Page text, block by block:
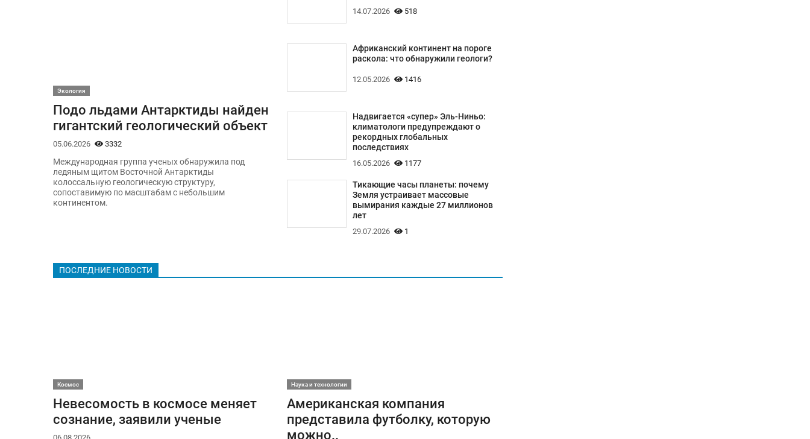
Экология
Подо льдами Антарктиды найден
гигантский геологический объект
05.06.2026 3332
Международная группа ученых обнаружила под
ледяным щитом Восточной Антарктиды
колоссальную геологическую структуру,
сопоставимую по масштабам с небольшим
континентом.
14.07.2026 518
Африканский континент на пороге
раскола: что обнаружили геологи?
12.05.2026 1416
Надвигается «супер» Эль-Ниньо:
климатологи предупреждают о
рекордных глобальных
последствиях
16.05.2026 1177
Тикающие часы планеты: почему
Земля устраивает массовые
вымирания каждые 27 миллионов
лет
29.07.2026 1
ПОСЛЕДНИЕ НОВОСТИ
Космос
Невесомость в космосе меняет
сознание, заявили ученые
Наука и технологии
Американская компания
представила футболку, которую
можно..